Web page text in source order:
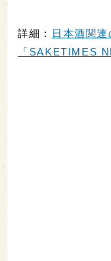
詳細：
日本酒関
「SAKETIMES